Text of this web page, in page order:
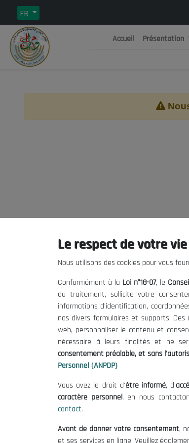
FR
Accueil Présentation
Le CNESE
Le président
Organisation
Publications
Le respect de votre
Nous utilisons des cookies pour vous
Conformément à la Loi n°18-07, le
du traitement, sollicite votre
informations d'identification,
nos divers formulaires et supports.
web, personnaliser le contenu et
nécessaire à leurs finalités et ne
consentement préalable, et sans
Personnel (ANPDP)
Vous avez le droit d'être informé, d'
caractère personnel, en nous
contact.
Avant de donner votre consentement,
et ses services en ligne. Veuillez